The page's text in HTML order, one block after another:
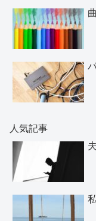
人気記事